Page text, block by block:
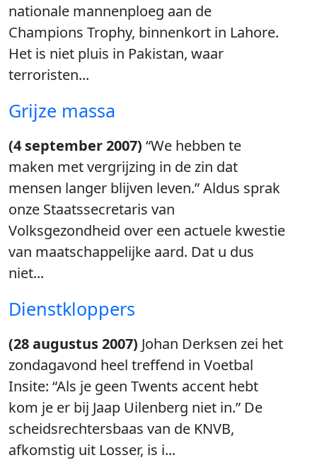
nationale mannenploeg aan de
Champions Trophy, binnenkort in Lahore.
Het is niet pluis in Pakistan, waar
terroristen...
Grijze massa
(4 september 2007) “We hebben te
maken met vergrijzing in de zin dat
mensen langer blijven leven.” Aldus sprak
onze Staatssecretaris van
Volksgezondheid over een actuele kwestie
van maatschappelijke aard. Dat u dus
niet...
Dienstkloppers
(28 augustus 2007) Johan Derksen zei het
zondagavond heel treffend in Voetbal
Insite: “Als je geen Twents accent hebt
kom je er bij Jaap Uilenberg niet in.” De
scheidsrechtersbaas van de KNVB,
afkomstig uit Losser, is i...